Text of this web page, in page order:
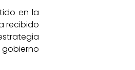
en la
recibido